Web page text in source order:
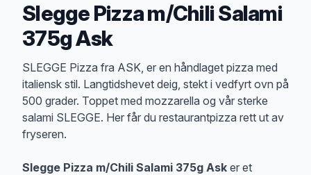
Slegge Pizza m/Chili Salami
375g Ask
Produktbeskrivelse
SLEGGE Pizza fra ASK, er en håndlaget pizza med
italiensk stil. Langtidshevet deig, stekt i vedfyrt ovn på
500 grader. Toppet med mozzarella og vår sterke
salami SLEGGE. Her får du restaurantpizza rett ut av
fryseren.
Slegge Pizza m/Chili Salami 375g Ask er et